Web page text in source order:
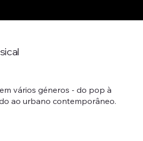
vários géneros - do pop à
ao urbano contemporâneo.